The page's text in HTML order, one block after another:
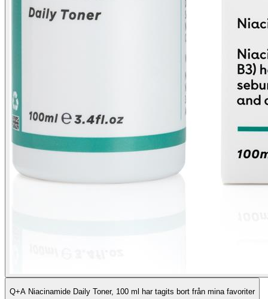
Q+A Niacinamide Daily Toner, 100 ml har tagits bort från mina favoriter